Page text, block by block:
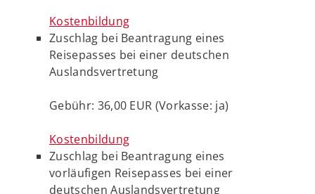
Kostenbildung
Zuschlag bei Beantragung eines
Reisepasses bei einer deutschen
Auslandsvertretung
Gebühr: 36,00 EUR (Vorkasse: ja)
Kostenbildung
Zuschlag bei Beantragung eines
vorläufigen Reisepasses bei einer
deutschen Auslandsvertretung